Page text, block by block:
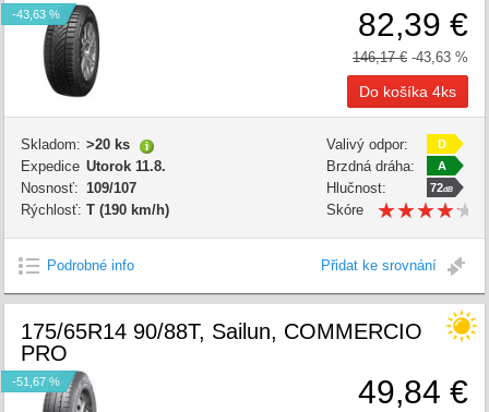
-43,63 % 82,39 €
146,17 € -43,63 %
Skladom: >20 ks
Expedice Utorok 11.8.
Nosnosť: 109/107
Rýchlosť: T (190 km/h)
Valivý odpor: D
Brzdná dráha: A
Hlučnost: 72dB
Skóre
★★★★★
★★★★★
Podrobné info Přidat ke srovnání
175/65R14 90/88T, Sailun, COMMERCIO
PRO
-51,67 % 49,84 €